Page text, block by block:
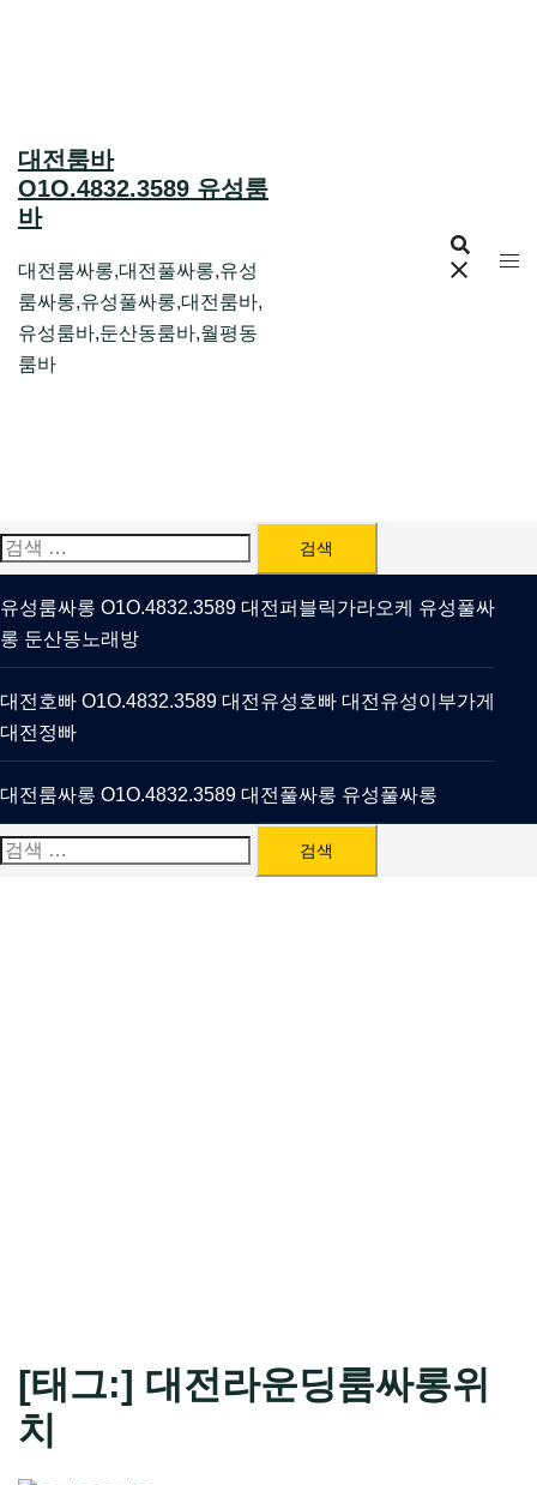
대전룸바
O1O.4832.3589 유성룸
바
대전룸싸롱,대전풀싸롱,유성
룸싸롱,유성풀싸롱,대전룸바,
유성룸바,둔산동룸바,월평동
룸바
검
색:
유성룸싸롱 O1O.4832.3589 대전퍼블릭가라오케 유성풀싸
롱 둔산동노래방
대전호빠 O1O.4832.3589 대전유성호빠 대전유성이부가게
대전정빠
대전룸싸롱 O1O.4832.3589 대전풀싸롱 유성풀싸롱
검
[태그:] 대전라운딩룸싸롱위
치